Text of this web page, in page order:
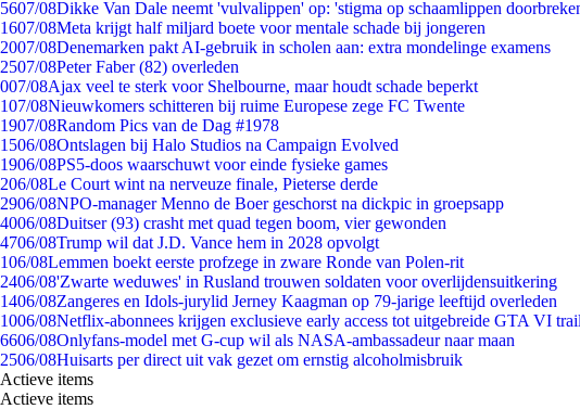
5607/08Dikke Van Dale neemt 'vulvalippen' op: 'stigma op schaamlippen
1607/08Meta krijgt half miljard boete voor mentale schade bij jongeren
2007/08Denemarken pakt AI-gebruik in scholen aan: extra mondelinge examens
2507/08Peter Faber (82) overleden
007/08Ajax veel te sterk voor Shelbourne, maar houdt schade beperkt
107/08Nieuwkomers schitteren bij ruime Europese zege FC Twente
1907/08Random Pics van de Dag #1978
1506/08Ontslagen bij Halo Studios na Campaign Evolved
1906/08PS5-doos waarschuwt voor einde fysieke games
206/08Le Court wint na nerveuze finale, Pieterse derde
2906/08NPO-manager Menno de Boer geschorst na dickpic in groepsapp
4006/08Duitser (93) crasht met quad tegen boom, vier gewonden
4706/08Trump wil dat J.D. Vance hem in 2028 opvolgt
106/08Lemmen boekt eerste profzege in zware Ronde van Polen-rit
2406/08'Zwarte weduwes' in Rusland trouwen soldaten voor overlijdensuitkering
1406/08Zangeres en Idols-jurylid Jerney Kaagman op 79-jarige leeftijd overleden
1006/08Netflix-abonnees krijgen exclusieve early access tot uitgebreide GTA VI
6606/08Onlyfans-model met G-cup wil als NASA-ambassadeur naar maan
2506/08Huisarts per direct uit vak gezet om ernstig alcoholmisbruik
Actieve items
Actieve items